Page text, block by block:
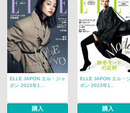
ELLE JAPON エル・ジャ
ポン 2023年1...
購入
ELLE JAPON エル・
ポン 2023年1...
購入